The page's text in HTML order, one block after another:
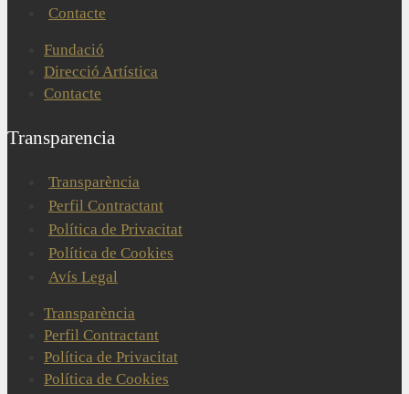
Contacte
Fundació
Direcció Artística
Contacte
Transparencia
Transparència
Perfil Contractant
Política de Privacitat
Política de Cookies
Avís Legal
Transparència
Perfil Contractant
Política de Privacitat
Política de Cookies